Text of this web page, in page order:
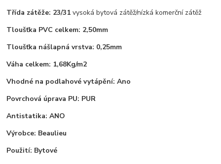
Třída zátěže: 23/31 vysoká bytová zátěž/nízká komerční zátěž
Tloušťka PVC celkem: 2,50mm
Tloušťka nášlapná vrstva: 0,25mm
Váha celkem: 1,68Kg/m2
Vhodné na podlahové vytápění: Ano
Povrchová úprava PU: PUR
Antistatika: ANO
Výrobce: Beaulieu
Použití: Bytové